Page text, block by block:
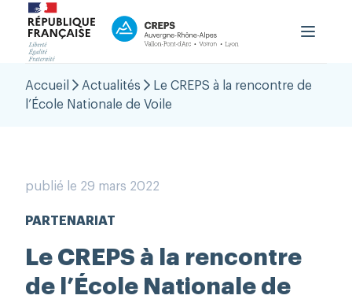
Le CREPS
Formation
OutLab
PRNTESN
Contact
Accueil Actualités
Le CREPS à la rencontre de
l’École Nationale de Voile
publié le 29 mars 2022
PARTENARIAT
Le CREPS à la rencontre
de l’École Nationale de